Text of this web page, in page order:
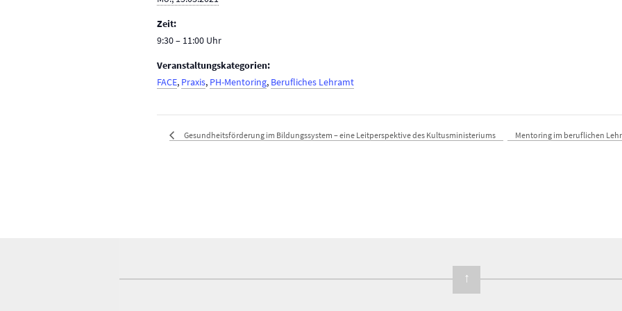
Zeit:
9:30 – 11:00
Veranstaltungskategorien:
FACE, Praxis, PH-Mentoring, Berufliches Lehramt
Gesundheitsförderung im Bildungssystem – eine Leitperspektive des Kultusministeriums Mentoring im beruflichen
↑